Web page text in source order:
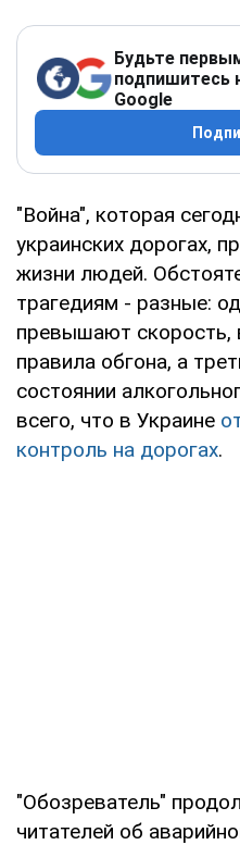
Будьте
подпишитесь
Google
"Война", которая
украинских дорогах,
жизни людей.
трагедиям - разные:
превышают скорость,
правила обгона, а
состоянии
всего, что в Украине
контроль на дорогах.
"Обозреватель"
читателей об